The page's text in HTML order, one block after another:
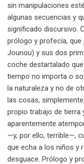
sin manipulaciones
algunas secuencias y
significado discursivo.
prólogo y profecía, que
Jounou) y sus dos
coche destartalado
tiempo no importa o
la naturaleza y no de
las cosas,
propio trabajo de tierra
aparentemente
—y, por ello, terrible—,
que echa a los niños y
desguace. Prólogo y